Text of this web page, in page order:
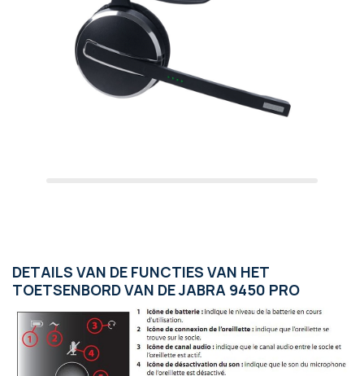
DETAILS VAN DE FUNCTIES VAN HET
TOETSENBORD VAN DE JABRA 9450 PRO